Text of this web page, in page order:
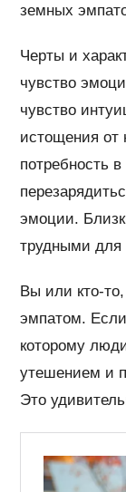
земных
Черты и
чувство
чувство
истощения от
потребность
эмоции.
трудными
Вы или кто-
эмпатом.
которому
утешением и
Это